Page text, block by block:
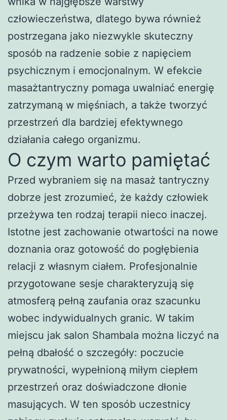
człowieczeństwa, dlatego bywa również
postrzegana jako niezwykle skuteczny
sposób na radzenie sobie z napięciem
psychicznym i emocjonalnym. W efekcie
masażtantryczny pomaga uwalniać energię
zatrzymaną w mięśniach, a także tworzyć
przestrzeń dla bardziej efektywnego
działania całego organizmu.
O czym warto pamiętać
Przed wybraniem się na masaż tantryczny
dobrze jest zrozumieć, że każdy człowiek
przeżywa ten rodzaj terapii nieco inaczej.
Istotne jest zachowanie otwartości na nowe
doznania oraz gotowość do pogłębienia
relacji z własnym ciałem. Profesjonalnie
przygotowane sesje charakteryzują się
atmosferą pełną zaufania oraz szacunku
wobec indywidualnych granic. W takim
miejscu jak salon Shambala można liczyć na
pełną dbałość o szczegóły: poczucie
prywatności, wypełnioną miłym ciepłem
przestrzeń oraz doświadczone dłonie
masujących. W ten sposób uczestnicy